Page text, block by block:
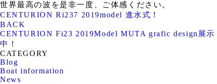
世界最高の波を是非一度、ご体感ください。
CENTURION Ri237 2019model 進水式！
BACK
CENTURION Fi23 2019Model MUTA grafic design展示
中！
CATEGORY
Blog
Boat information
News